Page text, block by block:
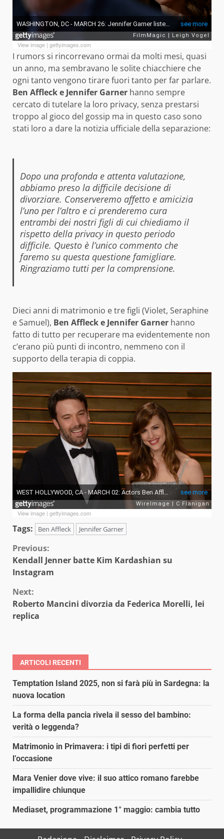
View image | gettyimages.com
I rumors si rincorrevano ormai da molti mesi, quasi
un anno, ma sembravano le solite chiacchiere che
ogni tanto vengono tirare fuori tanto per far parlare.
Ben Affleck e Jennifer Garner hanno sempre
cercato di tutelare la loro privacy, senza prestarsi
troppo al gioco del gossip ma in questo caso sono
stati loro a dare la notizia ufficiale della separazione:
Dopo una profonda e attenta valutazione,
abbiamo preso la difficile decisione di
divorziare. Conserveremo affetto e amicizia
l’uno per l’altro e ci prenderemo cura
entrambi dei nostri figli di cui chiediamo il
rispetto della privacy in questo periodo
difficile. Questo è l’unico commento che
faremo su questa questione famigliare.
Ringraziamo tutti per la comprensione.
Dieci anni di matrimonio e tre figli (Violet, Seraphine
e Samuel), Ben Affleck e Jennifer Garner hanno
fatto di tutto per recuperare ma evidentemente non
c’erano più punti di incontro, nemmeno con il
supporto della terapia di coppia.
View image | gettyimages.com
Tags: Ben Affleck Jennifer Garner
Continue
Reading
Previous:
Kendall Jenner batte Kim Kardashian su
Instagram
Next:
Roberto Mancini divorzia da Federica Morelli, lei
replica
ARTICOLI RECENTI
Temptation Island 2025, non si farà più in Sardegna: la
nuova location
La forma della pancia rivela il sesso del bambino:
verità o leggenda?
Matrimonio in Primavera: i tipi di fiori perfetti per
l’occasione
Mara Venier dove vive: il suo attico romano farebbe
impallidire chiunque
Mediaset, programmazione 1° maggio: cambia tutto